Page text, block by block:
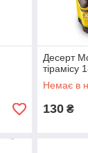
Десерт
тірамісу
Немає в
130 ₴